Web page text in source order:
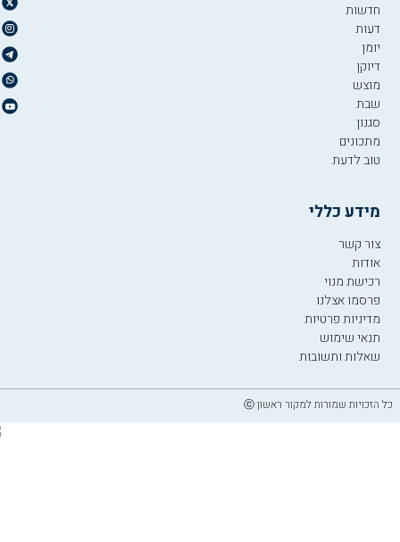
חדשות
דעות
יומן
דיוקן
מוצש
שבת
סגנון
מתכונים
טוב לדעת
מידע כללי
צור קשר
אודות
רכישת מנוי
פרסמו אצלנו
מדיניות פרטיות
תנאי שימוש
שאלות ותשובות
כל הזכויות שמורות למקור ראשון ⓒ